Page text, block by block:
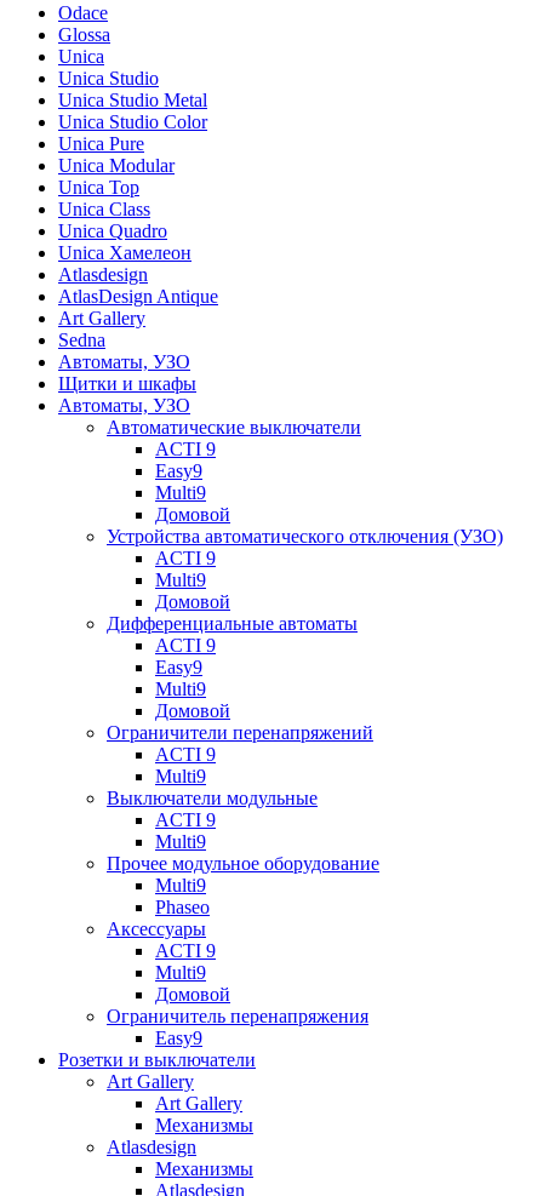
Odace
Glossa
Unica
Unica Studio
Unica Studio Metal
Unica Studio Color
Unica Pure
Unica Modular
Unica Top
Unica Class
Unica Quadro
Unica Хамелеон
Atlasdesign
AtlasDesign Antique
Art Gallery
Sedna
Автоматы, УЗО
Щитки и шкафы
Автоматы, УЗО
Автоматические выключатели
ACTI 9
Easy9
Multi9
Домовой
Устройства автоматического отключения (УЗО)
ACTI 9
Multi9
Домовой
Дифференциальные автоматы
ACTI 9
Easy9
Multi9
Домовой
Ограничители перенапряжений
ACTI 9
Multi9
Выключатели модульные
ACTI 9
Multi9
Прочее модульное оборудование
Multi9
Phaseo
Аксессуары
ACTI 9
Multi9
Домовой
Ограничитель перенапряжения
Easy9
Розетки и выключатели
Art Gallery
Art Gallery
Механизмы
Atlasdesign
Механизмы
Atlasdesign